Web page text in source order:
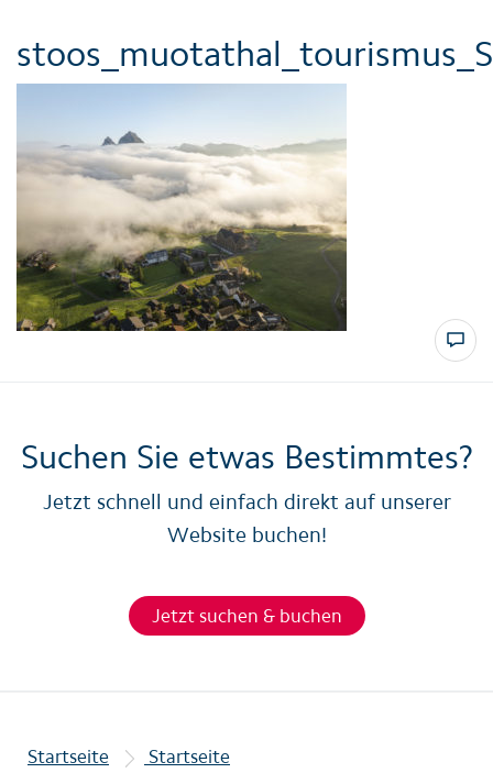
Suchen Sie etwas Bestimmtes?
Jetzt schnell und einfach direkt auf unserer
Website buchen!
Jetzt suchen & buchen
Startseite Startseite